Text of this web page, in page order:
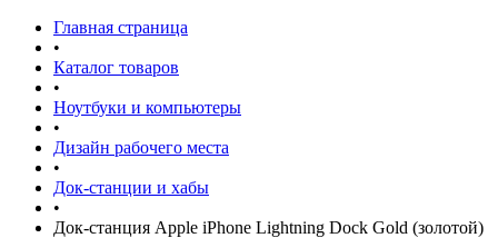
Главная страница
•
Каталог товаров
•
Ноутбуки и компьютеры
•
Дизайн рабочего места
•
Док-станции и хабы
•
Док-станция Apple iPhone Lightning Dock Gold (золотой)